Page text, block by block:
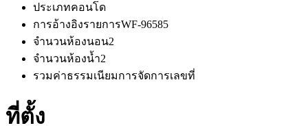
ประเภทคอนโด
การอ้างอิงรายการWF-96585
จำนวนห้องนอน2
จำนวนห้องน้ำ2
รวมค่าธรรมเนียมการจัดการเลขที่
ที่ตั้ง